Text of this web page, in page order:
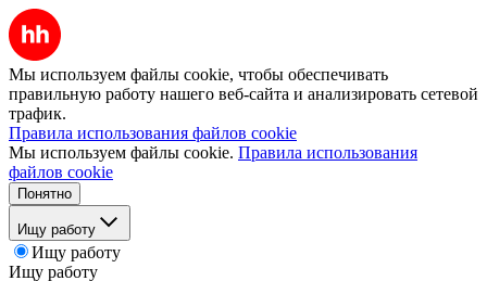
Мы используем файлы cookie, чтобы обеспечивать
правильную работу нашего веб-сайта и анализировать сетевой
трафик.
Правила использования файлов cookie
Мы используем файлы cookie. Правила использования
файлов cookie
Понятно
Ищу работу
Ищу работу
Ищу работу